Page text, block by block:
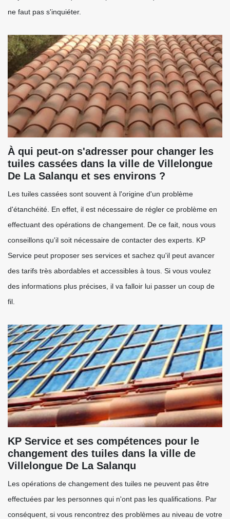
ne faut pas s'inquiéter.
À qui peut-on s'adresser pour changer les
tuiles cassées dans la ville de Villelongue
De La Salanqu et ses environs ?
Les tuiles cassées sont souvent à l'origine d'un problème
d'étanchéité. En effet, il est nécessaire de régler ce problème en
effectuant des opérations de changement. De ce fait, nous vous
conseillons qu'il soit nécessaire de contacter des experts. KP
Service peut proposer ses services et sachez qu'il peut avancer
des tarifs très abordables et accessibles à tous. Si vous voulez
des informations plus précises, il va falloir lui passer un coup de
fil.
KP Service et ses compétences pour le
changement des tuiles dans la ville de
Villelongue De La Salanqu
Les opérations de changement des tuiles ne peuvent pas être
effectuées par les personnes qui n'ont pas les qualifications. Par
conséquent, si vous rencontrez des problèmes au niveau de votre